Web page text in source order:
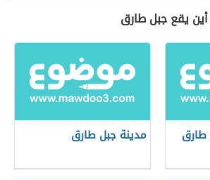
يقع جبل طارق
مدينة جبل طارق